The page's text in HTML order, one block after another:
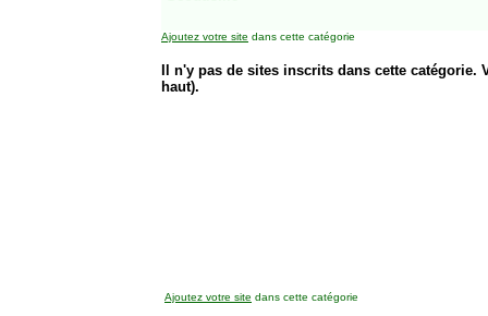
Ajoutez votre site dans cette catégorie
Il n'y pas de sites inscrits dans cette
haut).
Ajoutez votre site dans cette catégorie